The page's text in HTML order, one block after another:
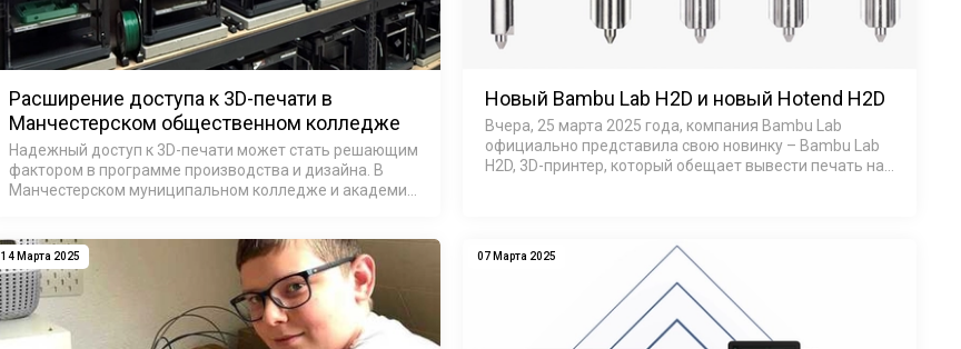
Расширение доступа к 3D-печати в
Манчестерском общественном колледже
Надежный доступ к 3D-печати может стать решающим
фактором в программе производства и дизайна. В
Манчестерском муниципальном колледже и академии
Новый Bambu Lab H2D и новый Hotend H2D
Вчера, 25 марта 2025 года, компания Bambu Lab
официально представила свою новинку – Bambu Lab
H2D, 3D-принтер, который обещает вывести печать на
14 Марта 2025 07 Марта 2025